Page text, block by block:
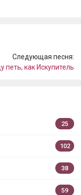
Следующая песня:
петь, как Искупитель
25
102
38
59